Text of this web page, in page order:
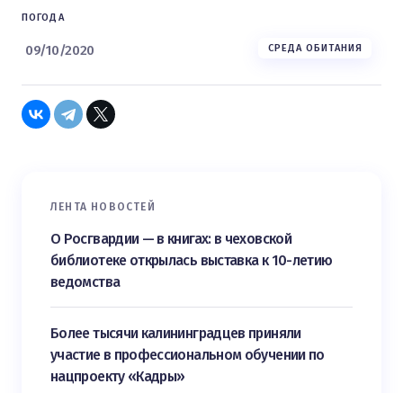
ПОГОДА
09/10/2020 СРЕДА ОБИТАНИЯ
ЛЕНТА НОВОСТЕЙ
О Росгвардии — в книгах: в чеховской
библиотеке открылась выставка к 10-летию
ведомства
Более тысячи калининградцев приняли
участие в профессиональном обучении по
нацпроекту «Кадры»